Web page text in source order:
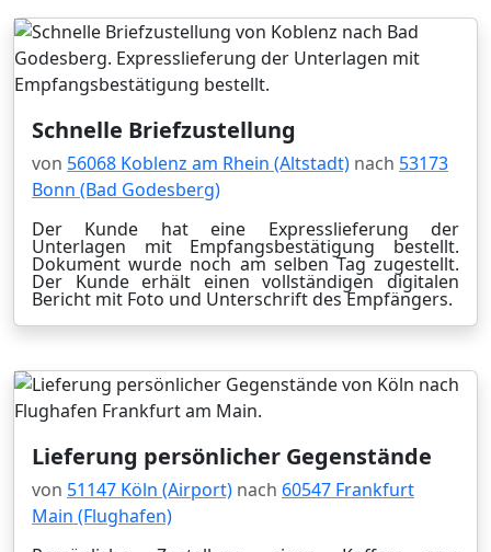
Schnelle Briefzustellung
von 56068 Koblenz am Rhein (Altstadt) nach 53173
Bonn (Bad Godesberg)
Der Kunde hat eine Expresslieferung der
Unterlagen mit Empfangsbestätigung bestellt.
Dokument wurde noch am selben Tag zugestellt.
Der Kunde erhält einen vollständigen digitalen
Bericht mit Foto und Unterschrift des Empfängers.
Lieferung persönlicher Gegenstände
von 51147 Köln (Airport) nach 60547 Frankfurt
Main (Flughafen)